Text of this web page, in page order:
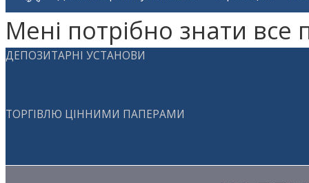
Мені потрібно знати все
ДЕПОЗИТАРНІ УСТАНОВИ
ТОРГІВЛЮ ЦІННИМИ ПАПЕРАМИ